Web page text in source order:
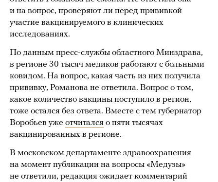
и на вопрос, проверяют ли перед прививкой
участие вакцинируемого в клинических
исследованиях.
По данным пресс-службы областного Минздрава,
в регионе 30 тысяч медиков работают с больными
ковидом. На вопрос, какая часть из них получила
прививку, Романова не ответила. Вопрос о том,
какое количество вакцины поступило в регион,
тоже остался без ответа. Вместе с тем губернатор
Воробьев уже отчитался о пяти тысячах
вакцинированных в регионе.
В московском департаменте здравоохранения
на момент публикации на вопросы «Медузы»
не ответили, редакция ожидает комментарий